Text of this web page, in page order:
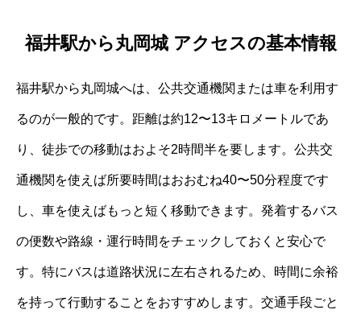
福井駅から丸岡城 アクセスの基本情報
福井駅から丸岡城へは、公共交通機関または車を利用す
るのが一般的です。距離は約12〜13キロメートルであ
り、徒歩での移動はおよそ2時間半を要します。公共交
通機関を使えば所要時間はおおむね40〜50分程度です
し、車を使えばもっと短く移動できます。発着するバス
の便数や路線・運行時間をチェックしておくと安心で
す。特にバスは道路状況に左右されるため、時間に余裕
を持って行動することをおすすめします。交通手段ごと